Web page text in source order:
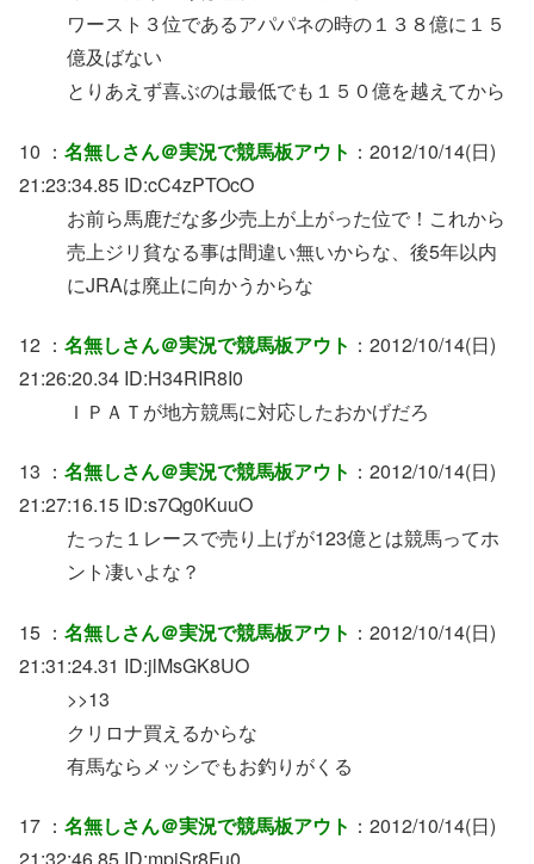
ワースト３位であるアパパネの時の１３８億に１５
億及ばない
とりあえず喜ぶのは最低でも１５０億を越えてから
10 ： 名無しさん＠実況で競馬板アウト ：2012/10/14(日)
21:23:34.85 ID:cC4zPTOcO
お前ら馬鹿だな多少売上が上がった位で！これから
売上ジリ貧なる事は間違い無いからな、後5年以内
にJRAは廃止に向かうからな
12 ： 名無しさん＠実況で競馬板アウト ：2012/10/14(日)
21:26:20.34 ID:H34RIR8I0
ＩＰＡＴが地方競馬に対応したおかげだろ
13 ： 名無しさん＠実況で競馬板アウト ：2012/10/14(日)
21:27:16.15 ID:s7Qg0KuuO
たった１レースで売り上げが123億とは競馬ってホ
ント凄いよな？
15 ： 名無しさん＠実況で競馬板アウト ：2012/10/14(日)
21:31:24.31 ID:jlMsGK8UO
>>13
クリロナ買えるからな
有馬ならメッシでもお釣りがくる
17 ： 名無しさん＠実況で競馬板アウト ：2012/10/14(日)